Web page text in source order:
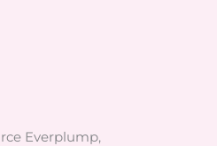
Everplump,